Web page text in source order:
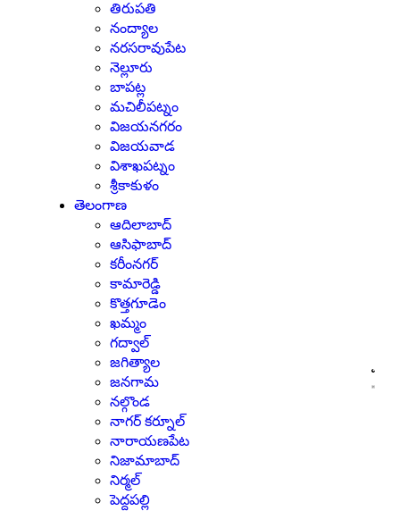
తిరుపతి
నంద్యాల
నరసరావుపేట
నెల్లూరు
బాపట్ల
మచిలీపట్నం
విజయనగరం
విజయవాడ
విశాఖపట్నం
శ్రీకాకుళం
తెలంగాణ
ఆదిలాబాద్
ఆసిఫాబాద్
కరీంనగర్
కామారెడ్డి
కొత్తగూడెం
ఖమ్మం
గద్వాల్
జగిత్యాల
జనగామ
నల్గొండ
నాగర్ కర్నూల్
నారాయణపేట
నిజామాబాద్
నిర్మల్
పెద్దపల్లి